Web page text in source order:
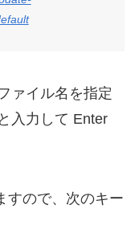
ァイル名を指定
入力して Enter
すので、次のキー